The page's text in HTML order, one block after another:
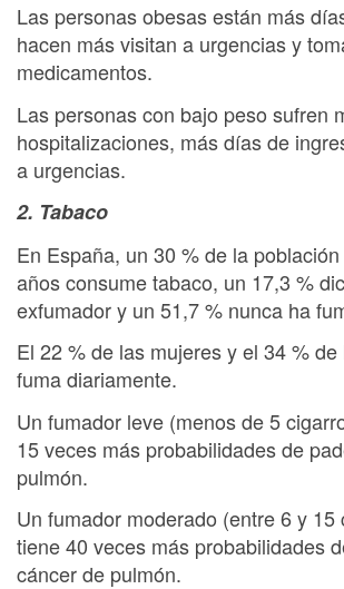
Las personas obesas están más
hacen más visitan a urgencias y
medicamentos.
Las personas con bajo peso sufren
hospitalizaciones, más días de
a urgencias.
2. Tabaco
En España, un 30 % de la
años consume tabaco, un 17,3 %
exfumador y un 51,7 % nunca ha
El 22 % de las mujeres y el 34 %
fuma diariamente.
Un fumador leve (menos de 5
15 veces más probabilidades de
pulmón.
Un fumador moderado (entre 6 y 15
tiene 40 veces más probabilidades
cáncer de pulmón.